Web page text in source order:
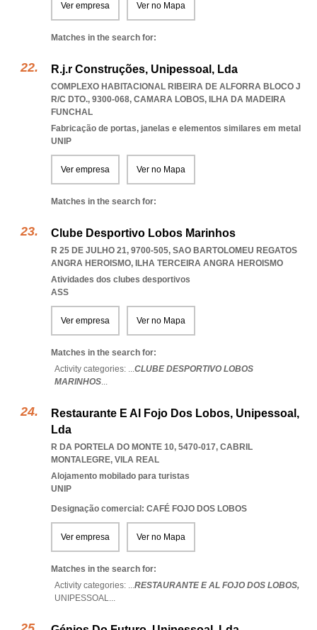
Ver empresa Ver no Mapa
Matches in the search for:
R.j.r Construções, Unipessoal, Lda
COMPLEXO HABITACIONAL RIBEIRA DE ALFORRA BLOCO J
R/C DTO., 9300-068, CAMARA LOBOS, ILHA DA MADEIRA
FUNCHAL
Fabricação de portas, janelas e elementos similares em metal
UNIP
Ver empresa Ver no Mapa
Matches in the search for:
Clube Desportivo Lobos Marinhos
R 25 DE JULHO 21, 9700-505, SAO BARTOLOMEU REGATOS
ANGRA HEROISMO, ILHA TERCEIRA ANGRA HEROISMO
Atividades dos clubes desportivos
ASS
Ver empresa Ver no Mapa
Matches in the search for:
Activity categories: ...CLUBE DESPORTIVO LOBOS
MARINHOS...
Restaurante E Al Fojo Dos Lobos, Unipessoal,
Lda
R DA PORTELA DO MONTE 10, 5470-017, CABRIL
MONTALEGRE, VILA REAL
Alojamento mobilado para turistas
UNIP
Designação comercial: CAFÉ FOJO DOS LOBOS
Ver empresa Ver no Mapa
Matches in the search for:
Activity categories: ...RESTAURANTE E AL FOJO DOS LOBOS,
UNIPESSOAL...